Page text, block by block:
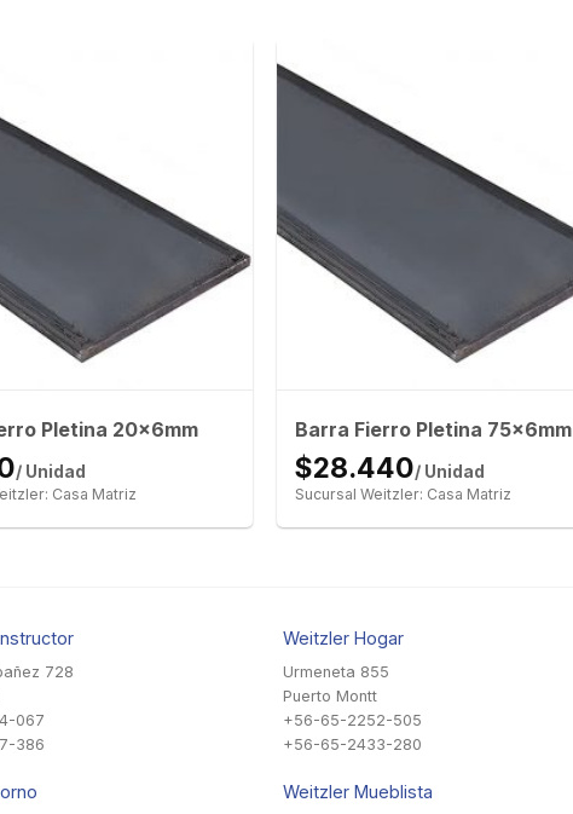
Pletina 20x6mm
/ Unidad
Casa Matriz
Barra Fierro Pletina 75x6mm
$28.440/ Unidad
Sucursal Weitzler: Casa Matriz
728
067
386
Weitzler Hogar
Urmeneta 855
Puerto Montt
+56-65-2252-505
+56-65-2433-280
Weitzler Mueblista